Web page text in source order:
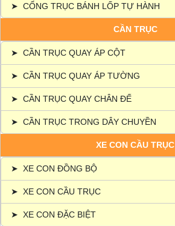
➤ CỔNG TRỤC BÁNH LỐP TỰ HÀNH
CẦN TRỤC
➤ CẦN TRỤC QUAY ÁP CỘT
➤ CẦN TRỤC QUAY ÁP TƯỜNG
➤ CẦN TRỤC QUAY CHÂN ĐẾ
➤ CẦN TRỤC TRONG DÂY CHUYỀN
XE CON CẦU TRỤC
➤ XE CON ĐỒNG BỘ
➤ XE CON CẦU TRỤC
➤ XE CON ĐẶC BIỆT